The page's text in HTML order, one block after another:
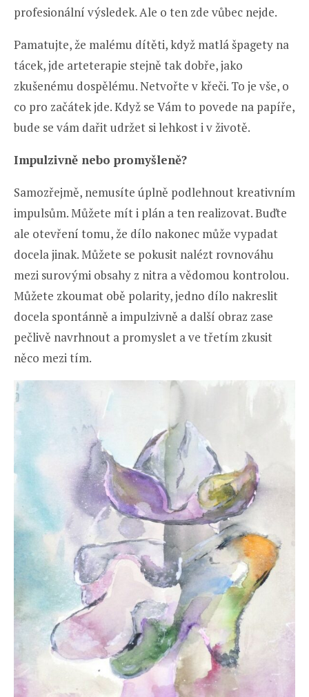
profesionální výsledek. Ale o ten zde vůbec nejde.
Pamatujte, že malému dítěti, když matlá špagety na
tácek, jde arteterapie stejně tak dobře, jako
zkušenému dospělému. Netvořte v křeči. To je vše, o
co pro začátek jde. Když se Vám to povede na papíře,
bude se vám dařit udržet si lehkost i v životě.
Impulzivně nebo promyšleně?
Samozřejmě, nemusíte úplně podlehnout kreativním
impulsům. Můžete mít i plán a ten realizovat. Buďte
ale otevření tomu, že dílo nakonec může vypadat
docela jinak. Můžete se pokusit nalézt rovnováhu
mezi surovými obsahy z nitra a vědomou kontrolou.
Můžete zkoumat obě polarity, jedno dílo nakreslit
docela spontánně a impulzivně a další obraz zase
pečlivě navrhnout a promyslet a ve třetím zkusit
něco mezi tím.